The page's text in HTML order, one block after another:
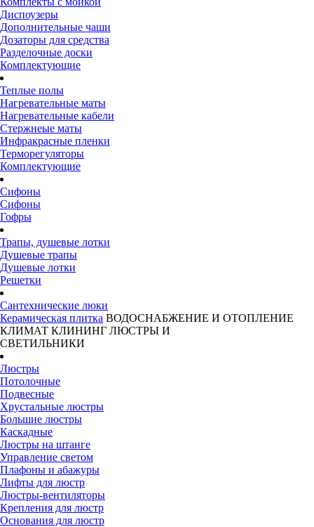
Диспоузеры
Дополнительные чаши
Дозаторы для средства
Разделочные доски
Комплектующие
Теплые полы
Нагревательные маты
Нагревательные кабели
Стержнеые маты
Инфракрасные пленки
Терморегуляторы
Комплектующие
Сифоны
Сифоны
Гофры
Трапы, душевые лотки
Душевые трапы
Душевые лотки
Решетки
Сантехнические люки
Керамическая плитка ВОДОСНАБЖЕНИЕ И ОТОПЛЕНИЕ
КЛИМАТ КЛИНИНГ ЛЮСТРЫ И
СВЕТИЛЬНИКИ
Люстры
Потолочные
Подвесные
Хрустальные люстры
Большие люстры
Каскадные
Люстры на штанге
Управление светом
Плафоны и абажуры
Лифты для люстр
Люстры-вентиляторы
Крепления для люстр
Основания для люстр